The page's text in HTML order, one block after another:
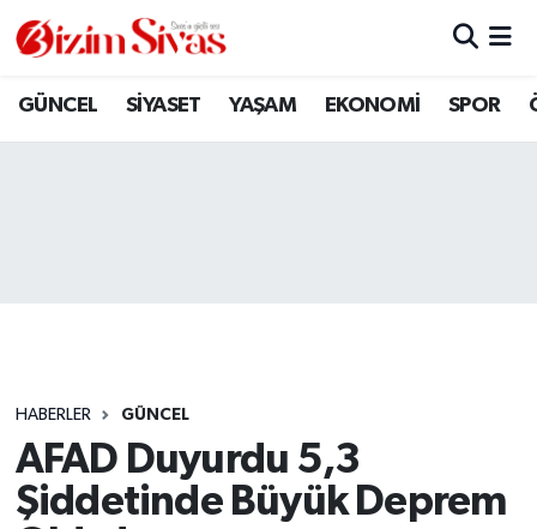
GÜNCEL SİYASET YAŞAM EKONOMİ SPOR
HABERLER GÜNCEL
AFAD Duyurdu 5,3
Şiddetinde Büyük Deprem
ARAMIZDAN AYRILANLAR
GÜNCEL
KÜLTÜR
Sivas Nöbetçi Eczaneler
Son Dakika Haberleri
Haber Arşivi